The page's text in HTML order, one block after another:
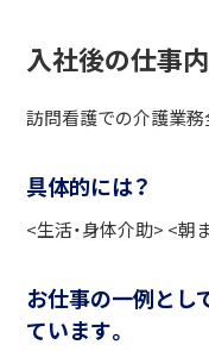
入社後の仕事
訪問看護での介護業務
具体的には？
<生活・身体介助> <
お仕事の一例とし
ています。